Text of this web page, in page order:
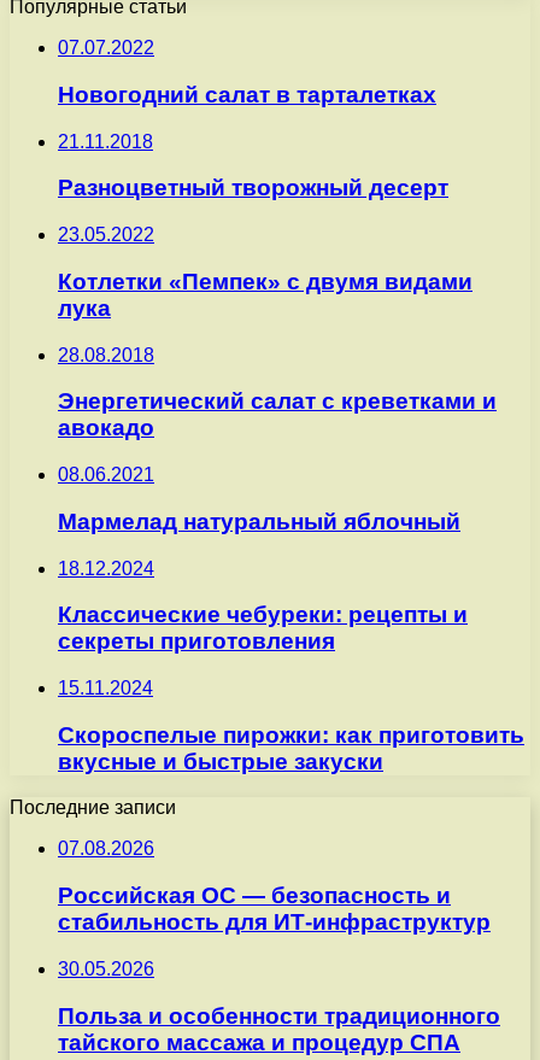
Популярные статьи
07.07.2022
Новогодний салат в тарталетках
21.11.2018
Разноцветный творожный десерт
23.05.2022
Котлетки «Пемпек» с двумя видами
лука
28.08.2018
Энергетический салат с креветками и
авокадо
08.06.2021
Мармелад натуральный яблочный
18.12.2024
Классические чебуреки: рецепты и
секреты приготовления
15.11.2024
Скороспелые пирожки: как приготовить
вкусные и быстрые закуски
Последние записи
07.08.2026
Российская ОС — безопасность и
стабильность для ИТ-инфраструктур
30.05.2026
Польза и особенности традиционного
тайского массажа и процедур СПА